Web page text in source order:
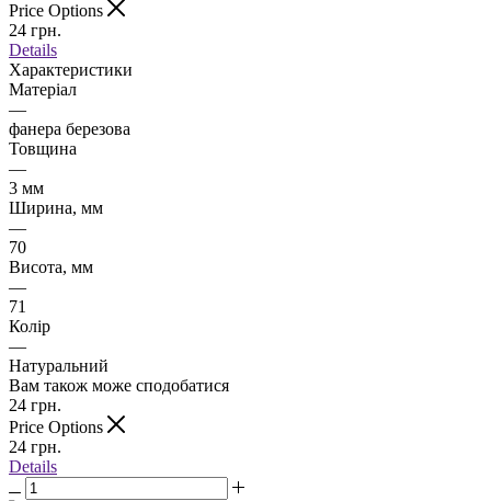
Price Options
24 грн.
Details
Характеристики
Матеріал
—
фанера березова
Товщина
—
3 мм
Ширина, мм
—
70
Висота, мм
—
71
Колір
—
Натуральний
Вам також може сподобатися
24 грн.
Price Options
24 грн.
Details